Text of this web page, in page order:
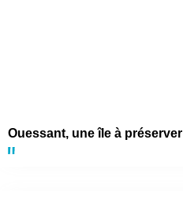
Ouessant, une île à préserver